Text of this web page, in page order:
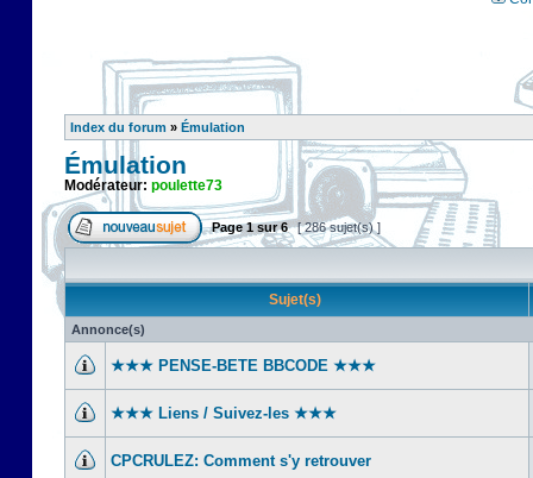
Index du forum » Émulation
Émulation
Modérateur: poulette73
Page1sur6 [ 286 sujet(s) ]
Sujet(s)
Annonce(s)
★★★ PENSE-BETE BBCODE ★★★
★★★ Liens / Suivez-les ★★★
CPCRULEZ: Comment s'y retrouver‎